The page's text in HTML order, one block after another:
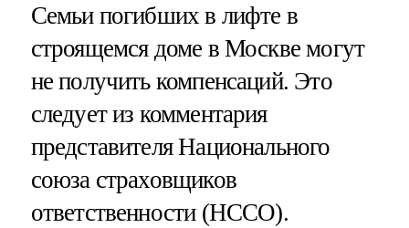
Семьи погибших в лифте в
строящемся доме в Москве могут
не получить компенсаций. Это
следует из комментария
представителя Национального
союза страховщиков
ответственности (НССО).